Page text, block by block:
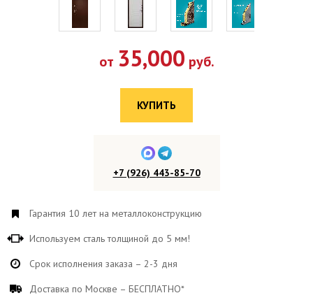
от 35,000 руб.
КУПИТЬ
+7 (926) 443-85-70
Гарантия 10 лет на металлоконструкцию
Используем сталь толщиной до 5 мм!
Срок исполнения заказа – 2-3 дня
Доставка по Москве – БЕСПЛАТНО*